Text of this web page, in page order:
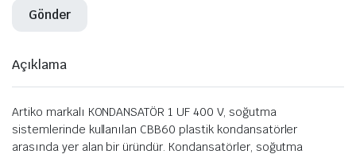
Açıklama
Artiko markalı KONDANSATÖR 1 UF 400 V, soğutma
sistemlerinde kullanılan CBB60 plastik kondansatörler
arasında yer alan bir üründür. Kondansatörler, soğutma